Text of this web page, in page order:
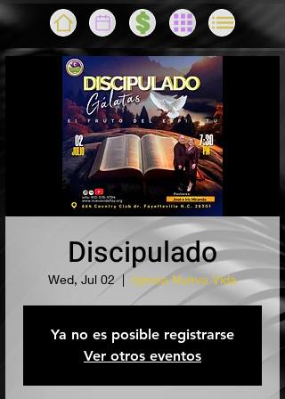
Discipulado
Wed, Jul 02
  |
Iglesia Nueva Vida
Ya no es posible registrarse
Ver otros eventos